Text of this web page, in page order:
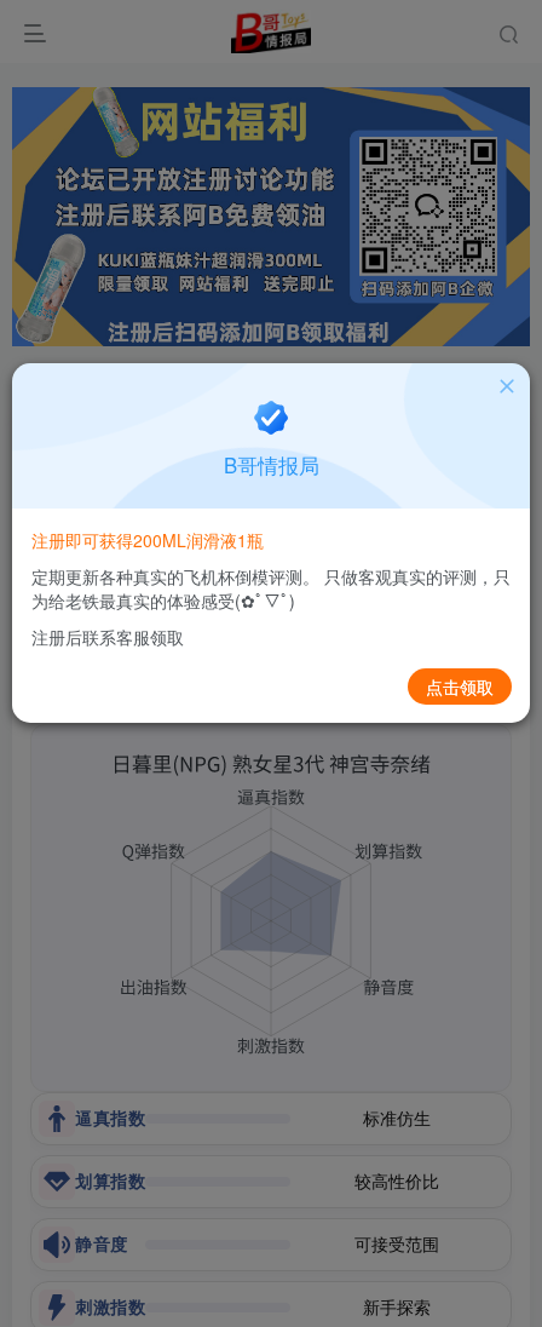
日本NPG熟女星3代神宫寺奈绪中低刺激通道设计
B哥情报局-产品指南针
2个月前更新
0 122 5
日暮里(NPG) 熟女星3代 神宫寺奈绪
逼真指数 标准仿生
划算指数 较高性价比
静音度 可接受范围
刺激指数 新手探索
B哥情报局
注册即可获得200ML润滑液1瓶
定期更新各种真实的飞机杯倒模评测。 只做客观真实的评测，只
为给老铁最真实的体验感受(✿ﾟ▽ﾟ)
注册后联系客服领取
点击领取